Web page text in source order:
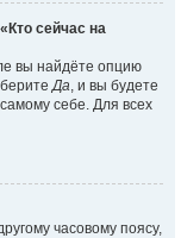
сейчас на
вы найдёте опцию
Да, и вы будете
себе. Для всех
часовому поясу,